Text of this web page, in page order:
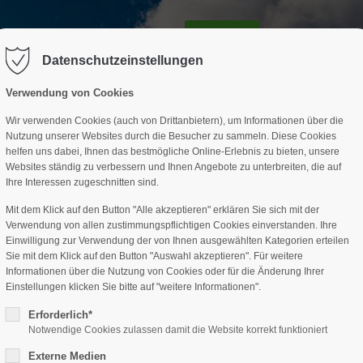
"offcanvas-col2" existiert leider
Der Eintrag "offcanvas-col3"
nicht.
Datenschutzeinstellungen
Verwendung von Cookies
Wir verwenden Cookies (auch von Drittanbietern), um Informationen über die
Nutzung unserer Websites durch die Besucher zu sammeln. Diese Cookies
helfen uns dabei, Ihnen das bestmögliche Online-Erlebnis zu bieten, unsere
Websites ständig zu verbessern und Ihnen Angebote zu unterbreiten, die auf
Ihre Interessen zugeschnitten sind.
Mit dem Klick auf den Button "Alle akzeptieren" erklären Sie sich mit der
Verwendung von allen zustimmungspflichtigen Cookies einverstanden. Ihre
Einwilligung zur Verwendung der von Ihnen ausgewählten Kategorien erteilen
Sie mit dem Klick auf den Button "Auswahl akzeptieren". Für weitere
Informationen über die Nutzung von Cookies oder für die Änderung Ihrer
Einstellungen klicken Sie bitte auf "weitere Informationen".
Erforderlich*
Notwendige Cookies zulassen damit die Website korrekt funktioniert
Externe Medien